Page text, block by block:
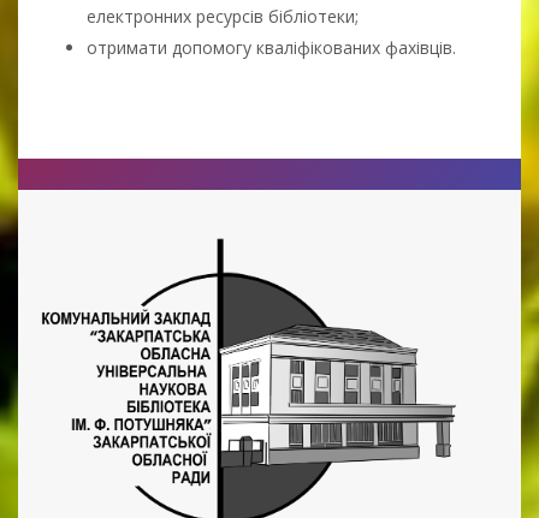
електронних ресурсів бібліотеки;
отримати допомогу кваліфікованих фахівців.